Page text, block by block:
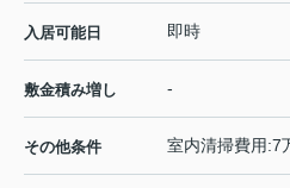
入居可能日 即時
敷金積み増し -
その他条件 室内清掃費用:7